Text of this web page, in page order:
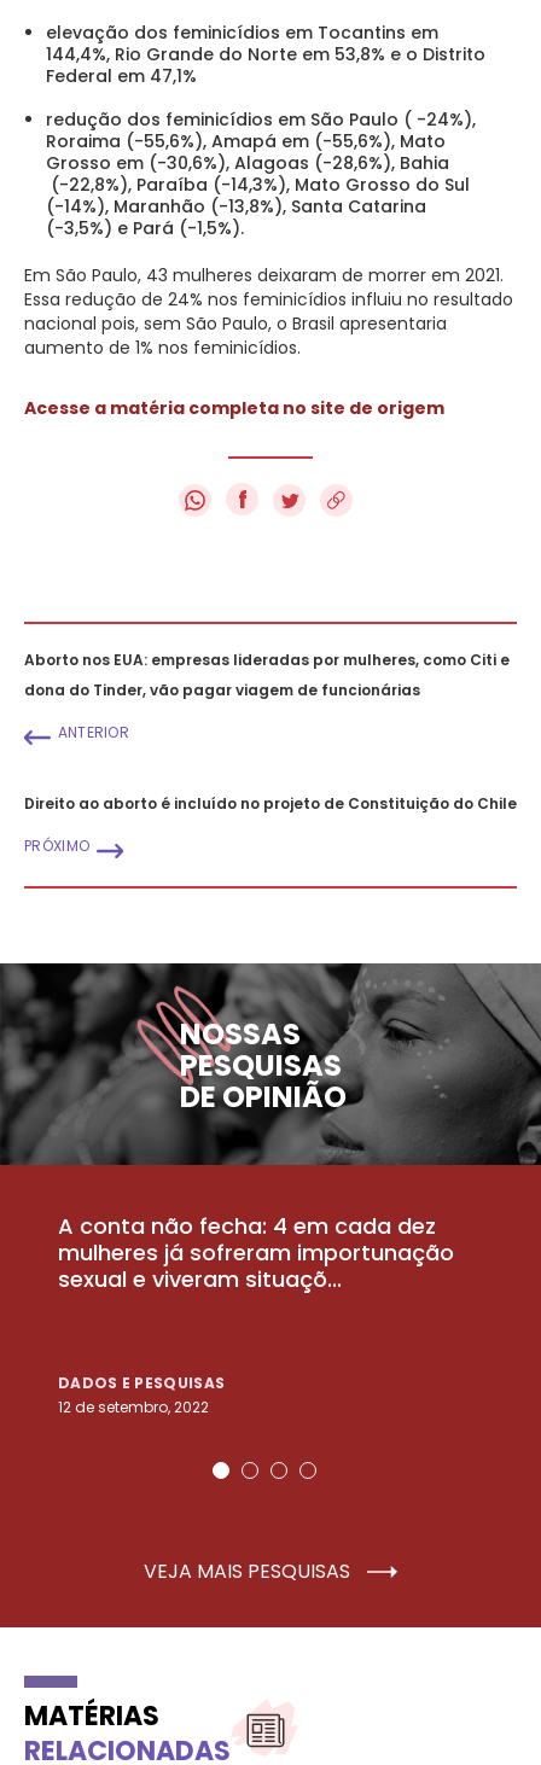
elevação dos feminicídios em Tocantins em
144,4%, Rio Grande do Norte em 53,8% e o Distrito
Federal em 47,1%
redução dos feminicídios em São Paulo ( -24%),
Roraima (-55,6%), Amapá em (-55,6%), Mato
Grosso em (-30,6%), Alagoas (-28,6%), Bahia
(-22,8%), Paraíba (-14,3%), Mato Grosso do Sul
(-14%), Maranhão (-13,8%), Santa Catarina
(-3,5%) e Pará (-1,5%).
Em São Paulo, 43 mulheres deixaram de morrer em 2021.
Essa redução de 24% nos feminicídios influiu no resultado
nacional pois, sem São Paulo, o Brasil apresentaria
aumento de 1% nos feminicídios.
Acesse a matéria completa no site de origem
f
Aborto nos EUA: empresas lideradas por mulheres, como Citi e
dona do Tinder, vão pagar viagem de funcionárias
ANTERIOR
Direito ao aborto é incluído no projeto de Constituição do Chile
PRÓXIMO
NOSSAS
PESQUISAS
DE OPINIÃO
A conta não fecha: 4 em cada dez
mulheres já sofreram importunação
sexual e viveram situaçõ...
DADOS E PESQUISAS
12 de setembro, 2022
VEJA MAIS PESQUISAS
MATÉRIAS
RELACIONADAS